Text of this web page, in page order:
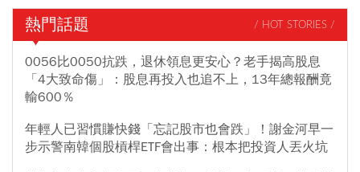
熱門話題 / HOT STORIES /
0056比0050抗跌，退休領息更安心？老手揭高股息
「4大致命傷」：股息再投入也追不上，13年總報酬竟
輸600％
年輕人已習慣賺快錢「忘記股市也會跌」！謝金河早一
步示警南韓個股槓桿ETF會出事：根本把投資人丟火坑